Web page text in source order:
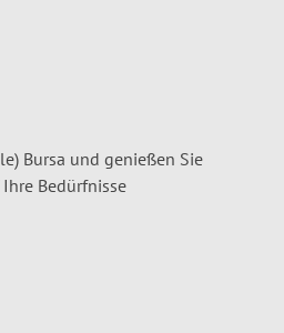
Bursa und genießen Sie
Bedürfnisse